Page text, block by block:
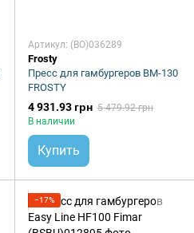
Артикул: (BO)036289
Frosty
Пресс для гамбургеров BM-130
FROSTY
4 931.93 грн 5 479.92 грн
В наличии
Купить
−17%